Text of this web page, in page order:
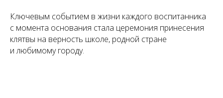
Ключевым событием в жизни каждого воспитанника
с момента основания стала церемония принесения
клятвы на верность школе, родной стране
и любимому городу.